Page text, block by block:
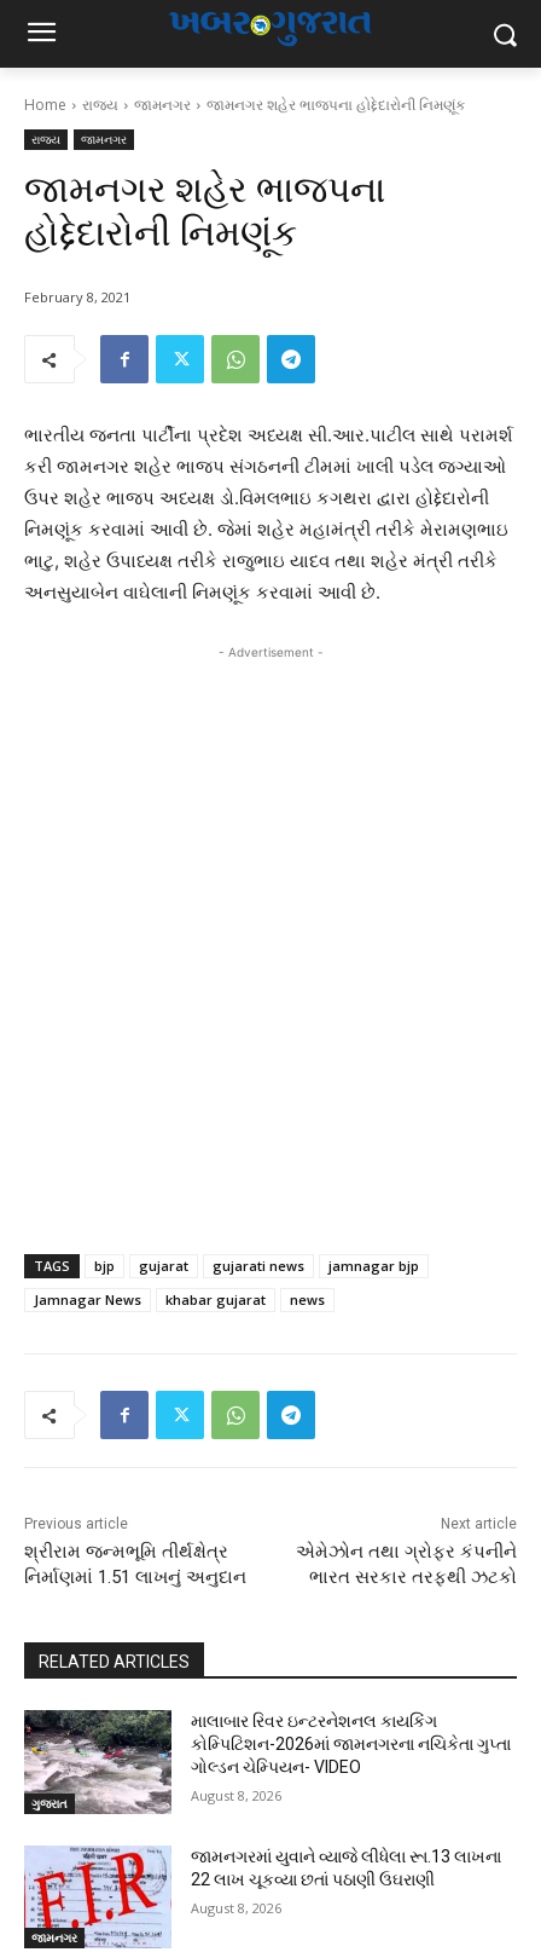
Home રાજ્ય જામનગર જામનગર શહેર ભાજપના હોદ્દેદારોની નિમણૂંક
રાજ્ય જામનગર
જામનગર શહેર ભાજપના
હોદ્દેદારોની નિમણૂંક
February 8, 2021
ભારતીય જનતા પાર્ટીના પ્રદેશ અધ્યક્ષ સી.આર.પાટીલ સાથે પરામર્શ
કરી જામનગર શહેર ભાજપ સંગઠનની ટીમમાં ખાલી પડેલ જગ્યાઓ
ઉપર શહેર ભાજપ અધ્યક્ષ ડો.વિમલભાઇ કગથરા દ્વારા હોદ્દેદારોની
નિમણૂંક કરવામાં આવી છે. જેમાં શહેર મહામંત્રી તરીકે મેરામણભાઇ
ભાટુ, શહેર ઉપાધ્યક્ષ તરીકે રાજુભાઇ યાદવ તથા શહેર મંત્રી તરીકે
અનસુયાબેન વાઘેલાની નિમણૂંક કરવામાં આવી છે.
- Advertisement -
TAGS bjp gujarat gujarati news
jamnagar bjp
Jamnagar News
khabar gujarat news
Previous article
શ્રીરામ જન્મભૂમિ તીર્થક્ષેત્ર
નિર્માણમાં 1.51 લાખનું અનુદાન
Next article
એમેઝોન તથા ગ્રોફર કંપનીને
ભારત સરકાર તરફથી ઝટકો
RELATED ARTICLES
ગુજરાત
માલાબાર રિવર ઇન્ટરનેશનલ કાયકિંગ
કોમ્પિટિશન-2026માં જામનગરના નચિકેતા ગુપ્તા
ગોલ્ડન ચેમ્પિયન- VIDEO
August 8, 2026
જામનગર
જામનગરમાં યુવાને વ્યાજે લીધેલા રૂા.13 લાખના
22 લાખ ચૂકવ્યા છતાં પઠાણી ઉઘરાણી
August 8, 2026